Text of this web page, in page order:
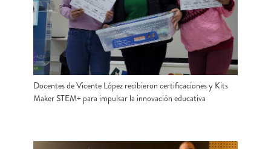
Docentes de Vicente López recibieron certificaciones y Kits
Maker STEM+ para impulsar la innovación educativa